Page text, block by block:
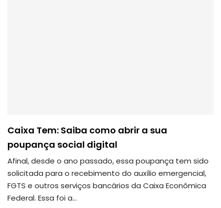
Caixa Tem: Saiba como abrir a sua
poupança social digital
Afinal, desde o ano passado, essa poupança tem sido
solicitada para o recebimento do auxílio emergencial,
FGTS e outros serviços bancários da Caixa Econômica
Federal. Essa foi a…